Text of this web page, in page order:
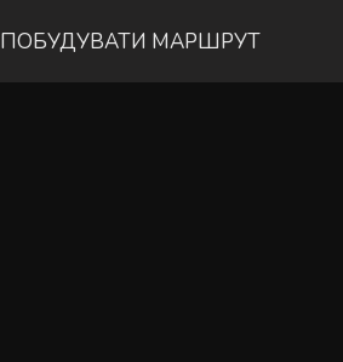
ПОБУДУВАТИ МАРШРУТ